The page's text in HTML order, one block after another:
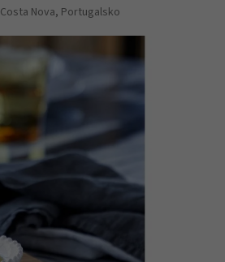
Costa Nova, Portugalsko